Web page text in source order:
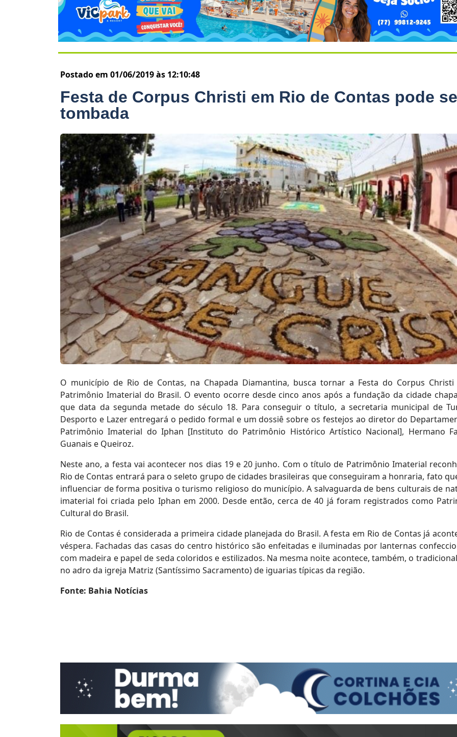
Postado em 01/06/2019 às 12:10:48
Festa de Corpus Christi em Rio de Contas pode
tombada
O município de Rio de Contas, na Chapada Diamantina, busca tornar a Festa do Corpus Christi
Patrimônio Imaterial do Brasil. O evento ocorre desde cinco anos após a fundação da cidade
que data da segunda metade do século 18. Para conseguir o título, a secretaria municipal de
Desporto e Lazer entregará o pedido formal e um dossiê sobre os festejos ao diretor do
Patrimônio Imaterial do Iphan [Instituto do Patrimônio Histórico Artístico Nacional], Hermano
Guanais e Queiroz.
Neste ano, a festa vai acontecer nos dias 19 e 20 junho. Com o título de Patrimônio Imaterial
Rio de Contas entrará para o seleto grupo de cidades brasileiras que conseguiram a honraria, fato
influenciar de forma positiva o turismo religioso do município. A salvaguarda de bens culturais de
imaterial foi criada pelo Iphan em 2000. Desde então, cerca de 40 já foram registrados como
Cultural do Brasil.
Rio de Contas é considerada a primeira cidade planejada do Brasil. A festa em Rio de Contas já
véspera. Fachadas das casas do centro histórico são enfeitadas e iluminadas por lanternas
com madeira e papel de seda coloridos e estilizados. Na mesma noite acontece, também, o
no adro da igreja Matriz (Santíssimo Sacramento) de iguarias típicas da região.
Fonte: Bahia Notícias